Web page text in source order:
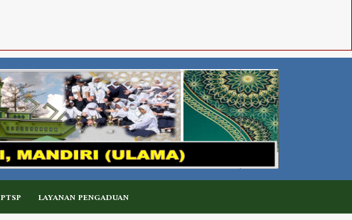
PTSP LAYANAN PENGADUAN